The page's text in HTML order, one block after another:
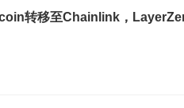
转移至Chainlink，